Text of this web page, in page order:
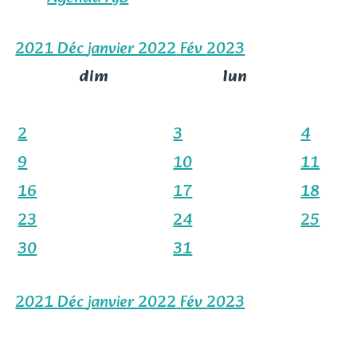
2021Décjanvier 2022Fév2023
dim
lun
2
3 4
9
10 11
16
17 18
23
24 25
30
31
2021Décjanvier 2022Fév2023